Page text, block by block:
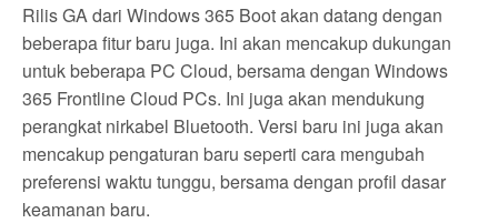
Rilis GA dari Windows 365 Boot akan datang dengan
beberapa fitur baru juga. Ini akan mencakup dukungan
untuk beberapa PC Cloud, bersama dengan Windows
365 Frontline Cloud PCs. Ini juga akan mendukung
perangkat nirkabel Bluetooth. Versi baru ini juga akan
mencakup pengaturan baru seperti cara mengubah
preferensi waktu tunggu, bersama dengan profil dasar
keamanan baru.